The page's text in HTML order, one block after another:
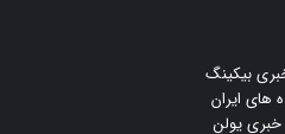
بیکینگ
های ایران
یولن